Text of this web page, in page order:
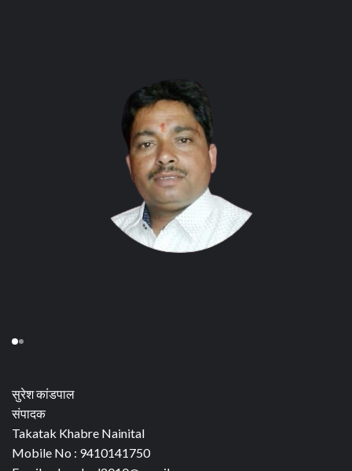
सुरेश कांडपाल
संपादक
Takatak Khabre Nainital
Mobile No : 9410141750